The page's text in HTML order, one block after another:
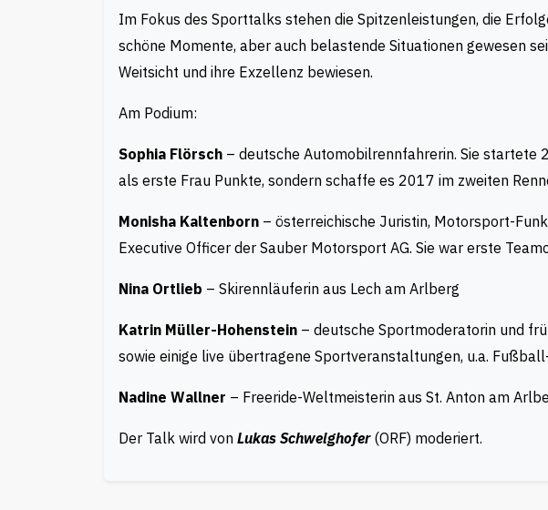
Im Fokus des Sporttalks stehen die Spitzenleistungen, die
schöne Momente, aber auch belastende Situationen gewesen
Weitsicht und ihre Exzellenz bewiesen.
Am Podium:
Sophia Flörsch – deutsche Automobilrennfahrerin. Sie
als erste Frau Punkte, sondern schaffe es 2017 im zweiten
Monisha Kaltenborn – österreichische Juristin, Motorsport-
Executive Officer der Sauber Motorsport AG. Sie war erste
Nina Ortlieb – Skirennläuferin aus Lech am Arlberg
Katrin Müller-Hohenstein – deutsche Sportmoderatorin und
sowie einige live übertragene Sportveranstaltungen, u.a.
Nadine Wallner – Freeride-Weltmeisterin aus St. Anton am
Der Talk wird von Lukas Schweighofer (ORF) moderiert.